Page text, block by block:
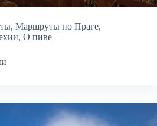
, Маршруты по Праге,
, О пиве